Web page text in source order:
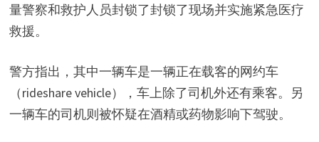
量警察和救护人员封锁了封锁了现场并实施紧急医疗
救援。
警方指出，其中一辆车是一辆正在载客的网约车
（rideshare vehicle），车上除了司机外还有乘客。另
一辆车的司机则被怀疑在酒精或药物影响下驾驶。